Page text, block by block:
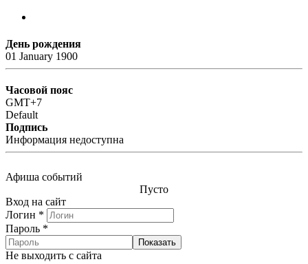
День рождения
01 January 1900
Часовой пояс
GMT+7
Default
Подпись
Информация недоступна
Афиша событий
Пусто
Вход на сайт
Логин *
Пароль *
Показать
Не выходить с сайта